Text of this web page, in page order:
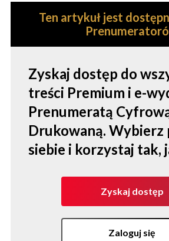
Ten artykuł jest
Zyskaj dostęp do
treści Premium i e-
Prenumeratą
Drukowaną. Wybierz
siebie i korzystaj tak,
Zyskaj dostęp
Zaloguj się